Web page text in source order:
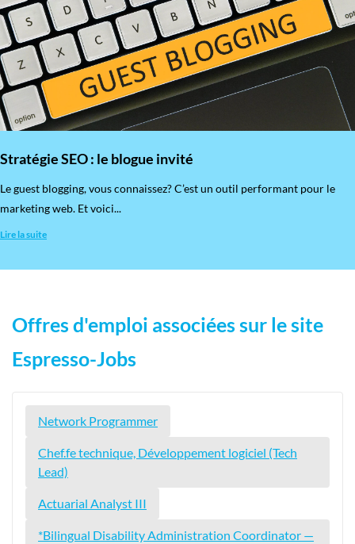
Stratégie SEO : le blogue invité
​Le guest blogging, vous connaissez? C’est un outil performant pour le
marketing web. Et voici...
Lire la suite
Offres d'emploi associées sur le site
Espresso-Jobs
Network Programmer
Chef.fe technique, Développement logiciel (Tech
Lead)
Actuarial Analyst III
*Bilingual Disability Administration Coordinator —